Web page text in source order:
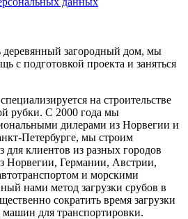
деревянный загородный дом, мы
с подготовкой проекта и заняться
на строительстве
рубки. С 2000 года мы
дилерами из Норвегии и
Петербурге, мы строим
для клиентов из разных городов
Норвегии, Германии, Австрии,
и морскими
нами метод загрузки срубов в
сократить время загрузки
для транспортировки.